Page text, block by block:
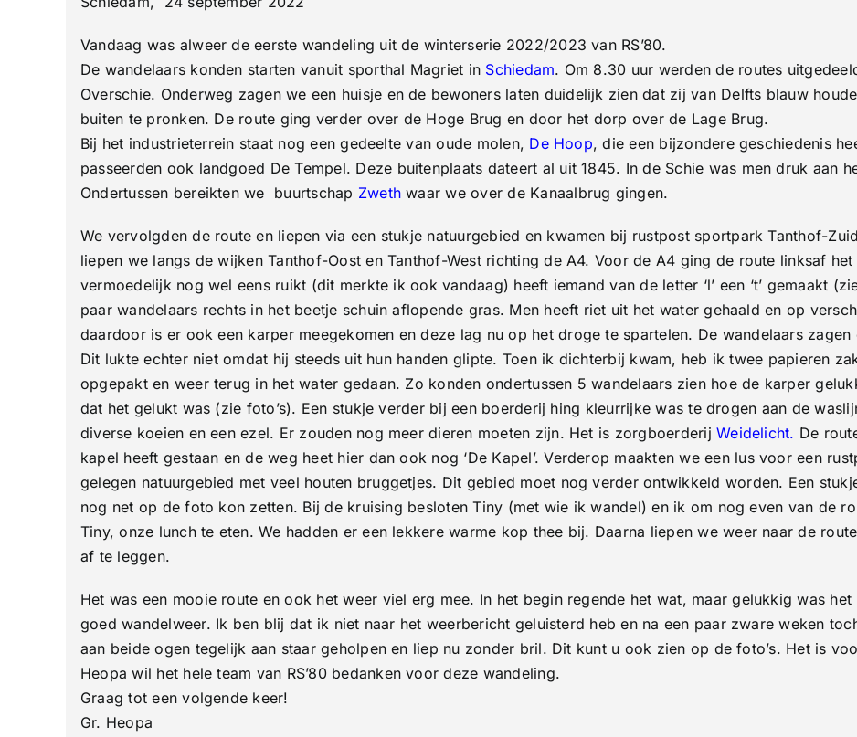
26
Vandaag was alweer de eerste wandeling uit de winterserie 2022/2023 van RS’80.
De wandelaars konden starten vanuit sporthal Magriet in Schiedam. Om 8.30 uur werden de routes
Overschie. Onderweg zagen we een huisje en de bewoners laten duidelijk zien dat zij van Delfts blauw
buiten te pronken. De route ging verder over de Hoge Brug en door het dorp over de Lage Brug.
Bij het industrieterrein staat nog een gedeelte van oude molen, De Hoop, die een bijzondere geschiedenis
passeerden ook landgoed De Tempel. Deze buitenplaats dateert al uit 1845. In de Schie was men druk aan
Ondertussen bereikten we buurtschap Zweth waar we over de Kanaalbrug gingen.
We vervolgden de route en liepen via een stukje natuurgebied en kwamen bij rustpost sportpark Tanthof-
liepen we langs de wijken Tanthof-Oost en Tanthof-West richting de A4. Voor de A4 ging de route linksaf
vermoedelijk nog wel eens ruikt (dit merkte ik ook vandaag) heeft iemand van de letter ‘l’ een ‘t’ gemaakt
paar wandelaars rechts in het beetje schuin aflopende gras. Men heeft riet uit het water gehaald en op
daardoor is er ook een karper meegekomen en deze lag nu op het droge te spartelen. De wandelaars
Dit lukte echter niet omdat hij steeds uit hun handen glipte. Toen ik dichterbij kwam, heb ik twee papieren
opgepakt en weer terug in het water gedaan. Zo konden ondertussen 5 wandelaars zien hoe de karper
dat het gelukt was (zie foto’s). Een stukje verder bij een boerderij hing kleurrijke was te drogen aan de
diverse koeien en een ezel. Er zouden nog meer dieren moeten zijn. Het is zorgboerderijWeidelicht. De
kapel heeft gestaan en de weg heet hier dan ook nog ‘De Kapel’. Verderop maakten we een lus voor een
gelegen natuurgebied met veel houten bruggetjes. Dit gebied moet nog verder ontwikkeld worden. Een
nog net op de foto kon zetten. Bij de kruising besloten Tiny (met wie ik wandel) en ik om nog even van de
Tiny, onze lunch te eten. We hadden er een lekkere warme kop thee bij. Daarna liepen we weer naar de
af te leggen.
Het was een mooie route en ook het weer viel erg mee. In het begin regende het wat, maar gelukkig was
goed wandelweer. Ik ben blij dat ik niet naar het weerbericht geluisterd heb en na een paar zware weken
aan beide ogen tegelijk aan staar geholpen en liep nu zonder bril. Dit kunt u ook zien op de foto’s. Het is
Heopa wil het hele team van RS’80 bedanken voor deze wandeling.
Graag tot een volgende keer!
Gr. Heopa